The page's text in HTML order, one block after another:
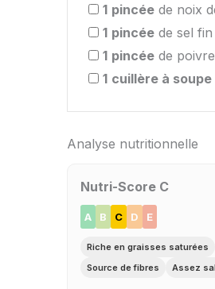
1 pincée de noix
1 pincée de sel fin
1 pincée de
1 cuillère à soupe
Analyse nutritionnelle
Nutri-Score C
A B C D E
Riche en graisses saturées
Source de fibres
Assez